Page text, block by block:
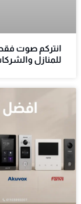
انتركم صوت
للمنازل